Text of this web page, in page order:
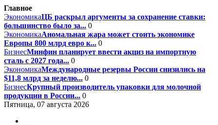
Главное
ЭкономикаЦБ раскрыл аргументы за сохранение ставки:
большинство было за... 0
ЭкономикаАномальная жара может стоить экономике
Европы 800 млрд евро к... 0
БизнесМинфин планирует ввести акциз на импортную
сталь с 2027 года... 0
ЭкономикаМеждународные резервы России снизились на
$11,8 млрд за неделю... 0
БизнесКрупный производитель упаковки для молочной
продукции в России... 0
Пятница, 07 августа 2026